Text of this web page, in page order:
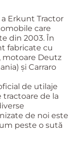
Erkunt Tractor
care
din 2003. În
fabricate cu
motoare Deutz
și Carraro
de utilaje
tractoare de la
de noi este
peste o sută